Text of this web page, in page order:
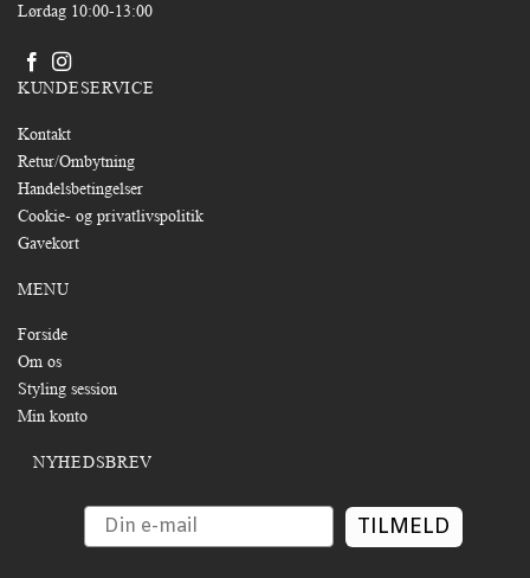
Lørdag 10:00-13:00
KUNDESERVICE
Kontakt
Retur/Ombytning
Handelsbetingelser
Cookie- og privatlivspolitik
Gavekort
MENU
Forside
Om os
Styling session
Min konto
NYHEDSBREV
TILMELD